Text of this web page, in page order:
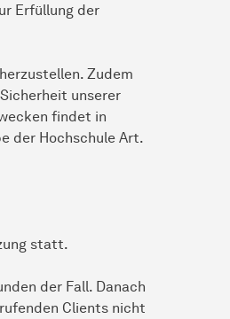
Erfüllung der
Zudem
unserer
findet in
der Hochschule Art.
statt.
der Fall. Danach
Clients nicht